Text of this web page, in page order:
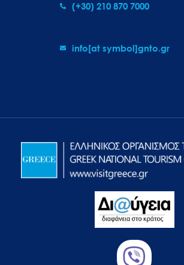
(+30) 210 870 7000
info[at symbol]gnto.gr